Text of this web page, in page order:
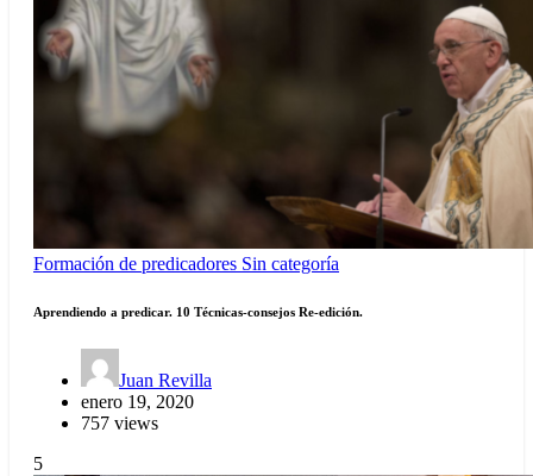
Formación de predicadores Sin categoría
Aprendiendo a predicar. 10 Técnicas-consejos Re-edición.
Juan Revilla
enero 19, 2020
757 views
5